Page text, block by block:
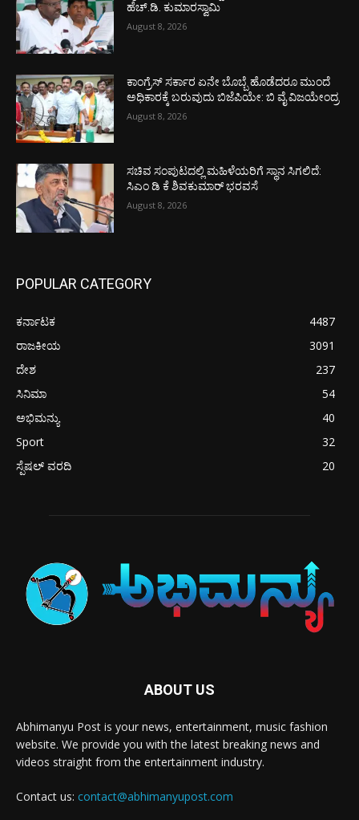
ಹೆಚ್.ಡಿ. ಕುಮಾರಸ್ವಾಮಿ
August 8, 2026
ಕಾಂಗ್ರೆಸ್ ಸರ್ಕಾರ ಏನೇ ಬೊಬ್ಬೆ ಹೊಡೆದರೂ ಮುಂದೆ
ಅಧಿಕಾರಕ್ಕೆ ಬರುವುದು ಬಿಜೆಪಿಯೇ: ಬಿ ವೈ ವಿಜಯೇಂದ್ರ
August 8, 2026
ಸಚಿವ ಸಂಪುಟದಲ್ಲಿ ಮಹಿಳೆಯರಿಗೆ ಸ್ಥಾನ ಸಿಗಲಿದೆ:
ಸಿಎಂ ಡಿ ಕೆ ಶಿವಕುಮಾರ್ ಭರವಸೆ
August 8, 2026
POPULAR CATEGORY
ಕರ್ನಾಟಕ
4487
ರಾಜಕೀಯ
3091
ದೇಶ
237
ಸಿನಿಮಾ
54
ಅಭಿಮನ್ಯು
40
Sport
32
ಸ್ಪೆಷಲ್ ವರದಿ
20
ABOUT US
Abhimanyu Post is your news, entertainment, music fashion
website. We provide you with the latest breaking news and
videos straight from the entertainment industry.
Contact us: contact@abhimanyupost.com